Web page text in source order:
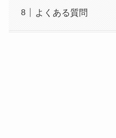
よくある質問